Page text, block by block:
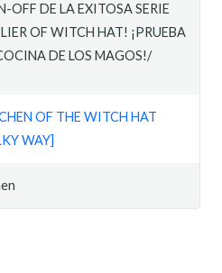
OFF DE LA EXITOSA SERIE
OF WITCH HAT! ¡PRUEBA
DE LOS MAGOS!/
OF THE WITCH HAT
WAY]